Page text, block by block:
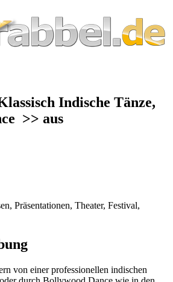
Indische Tänze,
>> aus
Präsentationen, Theater, Festival,
von einer professionellen indischen